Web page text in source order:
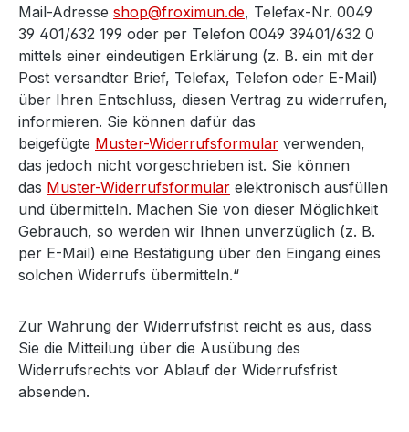
Mail-Adresse shop@froximun.de, Telefax-Nr. 0049
39 401/632 199 oder per Telefon 0049 39401/632 0
mittels einer eindeutigen Erklärung (z. B. ein mit der
Post versandter Brief, Telefax, Telefon oder E-Mail)
über Ihren Entschluss, diesen Vertrag zu widerrufen,
informieren. Sie können dafür das
beigefügte Muster-Widerrufsformular verwenden,
das jedoch nicht vorgeschrieben ist. Sie können
das Muster-Widerrufsformular elektronisch ausfüllen
und übermitteln. Machen Sie von dieser Möglichkeit
Gebrauch, so werden wir Ihnen unverzüglich (z. B.
per E-Mail) eine Bestätigung über den Eingang eines
solchen Widerrufs übermitteln.“
Zur Wahrung der Widerrufsfrist reicht es aus, dass
Sie die Mitteilung über die Ausübung des
Widerrufsrechts vor Ablauf der Widerrufsfrist
absenden.